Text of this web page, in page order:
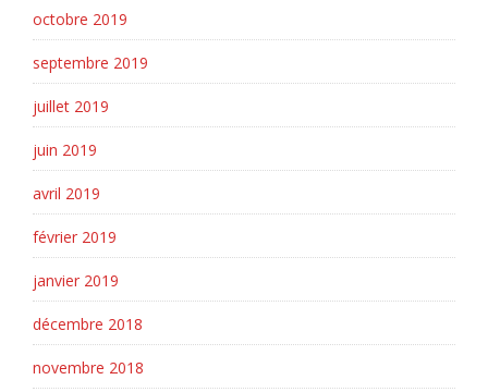
octobre 2019
septembre 2019
juillet 2019
juin 2019
avril 2019
février 2019
janvier 2019
décembre 2018
novembre 2018